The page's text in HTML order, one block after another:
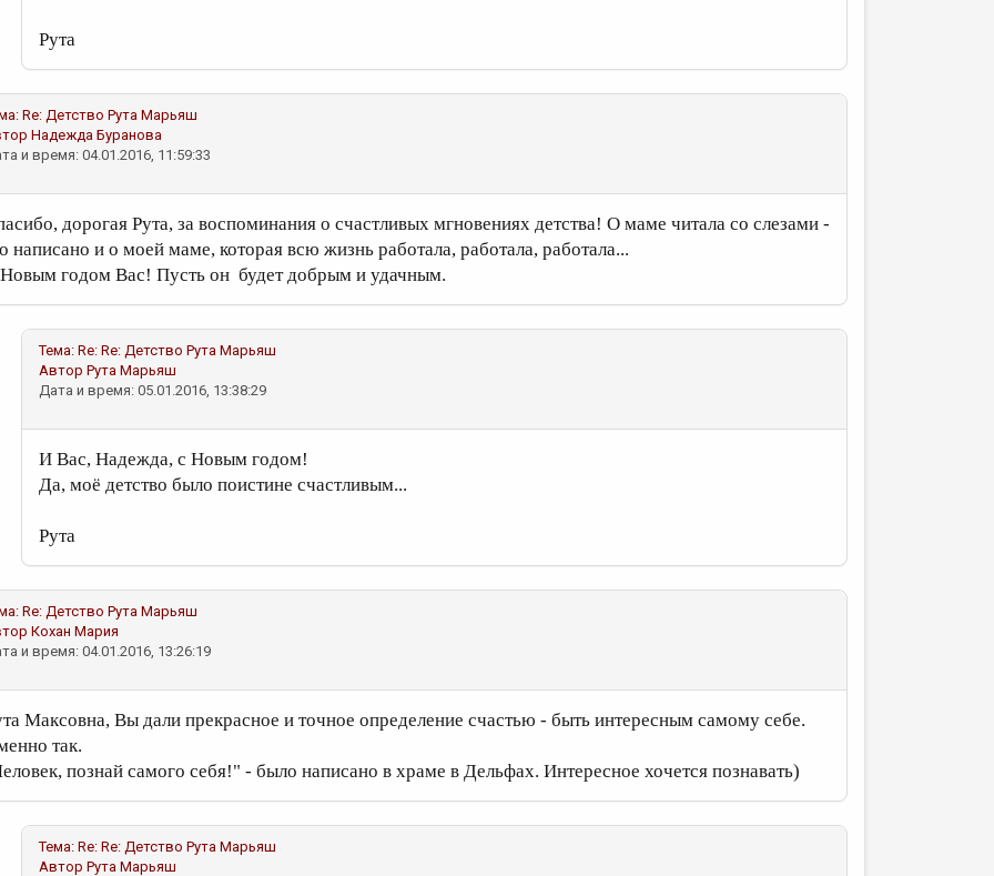
Рута
Re: Детство Рута Марьяш
Надежда Буранова
и время: 04.01.2016, 11:59:33
дорогая Рута, за воспоминания о счастливых мгновениях детства! О маме читала со слезами -
написано и о моей маме, которая всю жизнь работала, работала, работала...
годом Вас! Пусть он будет добрым и удачным.
Тема: Re: Re: Детство Рута Марьяш
Автор Рута Марьяш
Дата и время: 05.01.2016, 13:38:29
И Вас, Надежда, с Новым годом!
Да, моё детство было поистине счастливым...
Рута
Re: Детство Рута Марьяш
Кохан Мария
и время: 04.01.2016, 13:26:19
Максовна, Вы дали прекрасное и точное определение счастью - быть интересным самому себе.
так.
познай самого себя!" - было написано в храме в Дельфах. Интересное хочется познавать)
Тема: Re: Re: Детство Рута Марьяш
Автор Рута Марьяш